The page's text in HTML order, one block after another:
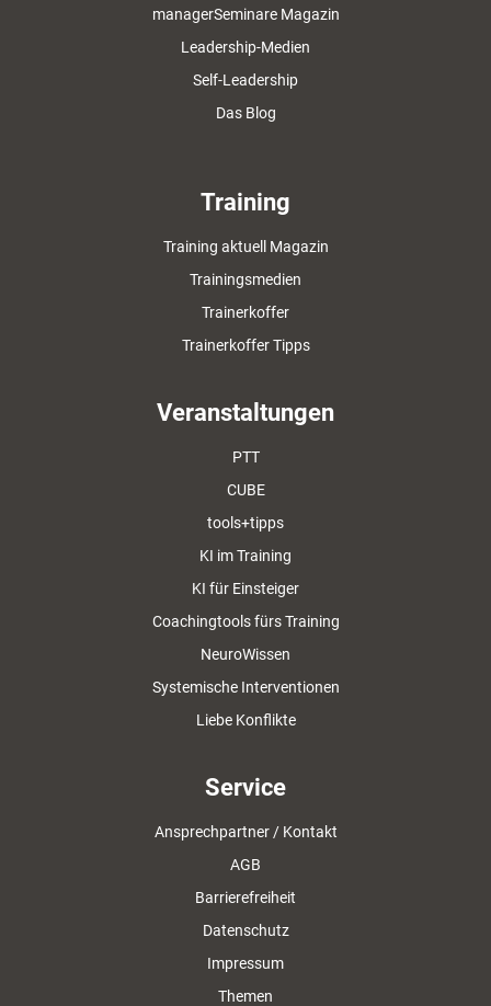
managerSeminare Magazin
Leadership-Medien
Self-Leadership
Das Blog
Training
Training aktuell Magazin
Trainingsmedien
Trainerkoffer
Trainerkoffer Tipps
Veranstaltungen
PTT
CUBE
tools+tipps
KI im Training
KI für Einsteiger
Coachingtools fürs Training
NeuroWissen
Systemische Interventionen
Liebe Konflikte
Service
Ansprechpartner / Kontakt
AGB
Barrierefreiheit
Datenschutz
Impressum
Themen